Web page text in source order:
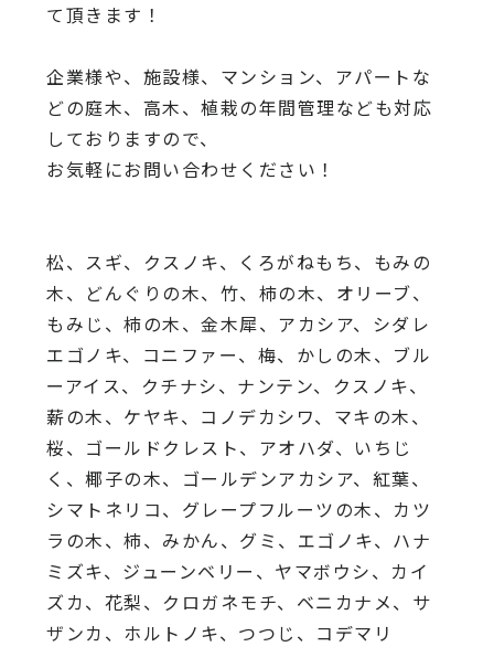
て頂きます！
企業様や、施設様、マンション、アパートな
どの庭木、高木、植栽の年間管理なども対応
しておりますので、
お気軽にお問い合わせください！
松、スギ、クスノキ、くろがねもち、もみの
木、どんぐりの木、 竹、柿の木、オリーブ、
もみじ、柿の木、金木犀、アカシア、 シダレ
エゴノキ、コニファー、梅、かしの木、ブル
ーアイス、 クチナシ、ナンテン、クスノキ、
薪の木、ケヤキ、コノデカシワ、マキの木、
桜、 ゴールドクレスト、アオハダ、いちじ
く、椰子の木、 ゴールデンアカシア、紅葉、
シマトネリコ、 グレープフルーツの木、カツ
ラの木、柿、みかん、グミ、 エゴノキ、ハナ
ミズキ、ジューンベリー、ヤマボウシ、カイ
ズカ、 花梨、クロガネモチ、ベニカナメ、サ
ザンカ、ホルトノキ、 つつじ、コデマリ